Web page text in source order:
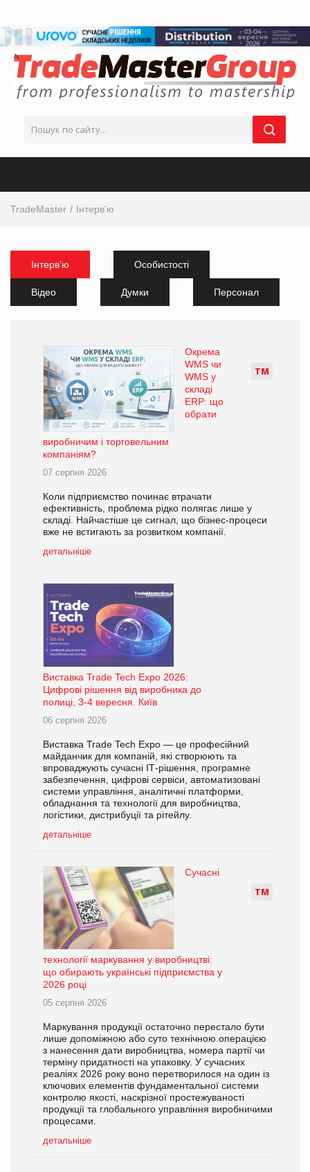
TradeMaster Інтерв'ю
Інтерв’ю Особистості
Відео Думки Персонал
ТМ
Окрема
WMS чи
WMS у
складі
ERP: що
обрати
виробничим і торговельним
компаніям?
07 серпня 2026
Коли підприємство починає втрачати
ефективність, проблема рідко полягає лише у
складі. Найчастіше це сигнал, що бізнес-процеси
вже не встигають за розвитком компанії.
детальніше
Виставка Trade Tech Expo 2026:
Цифрові рішення від виробника до
полиці, 3-4 вересня. Київ
06 серпня 2026
Виставка Trade Tech Expo — це професійний
майданчик для компаній, які створюють та
впроваджують сучасні ІТ-рішення, програмне
забезпечення, цифрові сервіси, автоматизовані
системи управління, аналітичні платформи,
обладнання та технології для виробництва,
логістики, дистрибуції та рітейлу.
детальніше
ТМ
Сучасні
технології маркування у виробництві:
що обирають українські підприємства у
2026 році
05 серпня 2026
Маркування продукції остаточно перестало бути
лише допоміжною або суто технічною операцією
з нанесення дати виробництва, номера партії чи
терміну придатності на упаковку. У сучасних
реаліях 2026 року воно перетворилося на один із
ключових елементів фундаментальної системи
контролю якості, наскрізної простежуваності
продукції та глобального управління виробничими
процесами.
детальніше